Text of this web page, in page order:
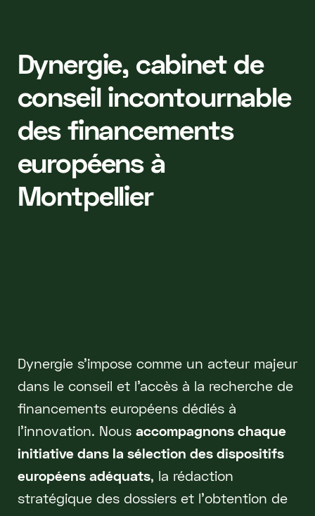
Dynergie, cabinet de
conseil incontournable
des financements
européens à
Montpellier
Dynergie s’impose comme un acteur majeur
dans le conseil et l’accès à la recherche de
financements européens dédiés à
l’innovation. Nous accompagnons chaque
initiative dans la sélection des dispositifs
européens adéquats, la rédaction
stratégique des dossiers et l’obtention de